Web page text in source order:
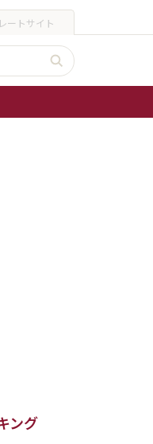
ートサイト
ング